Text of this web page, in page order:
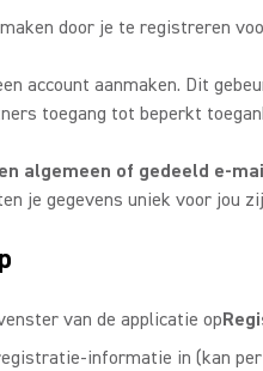
door je te registreren
account aanmaken. Dit
toegang tot beperkt
algemeen of gedeeld e-
je gegevens uniek voor jou
van de applicatie op
informatie in (kan